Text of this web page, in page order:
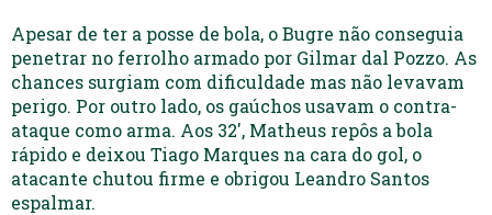
Apesar de ter a posse de bola, o Bugre não conseguia
penetrar no ferrolho armado por Gilmar dal Pozzo. As
chances surgiam com dificuldade mas não levavam
perigo. Por outro lado, os gaúchos usavam o contra-
ataque como arma. Aos 32′, Matheus repôs a bola
rápido e deixou Tiago Marques na cara do gol, o
atacante chutou firme e obrigou Leandro Santos
espalmar.